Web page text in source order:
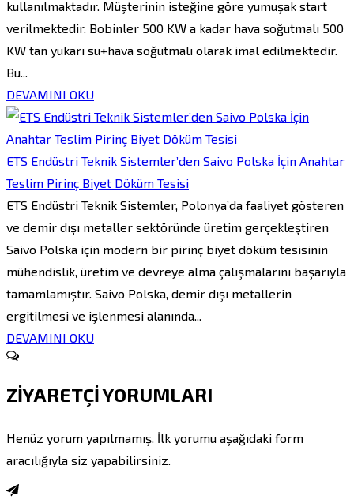
kullanılmaktadır. Müşterinin isteğine göre yumuşak start
verilmektedir. Bobinler 500 KW a kadar hava soğutmalı 500
KW tan yukarı su+hava soğutmalı olarak imal edilmektedir.
Bu...
DEVAMINI OKU
ETS Endüstri Teknik Sistemler’den Saivo Polska İçin Anahtar
Teslim Pirinç Biyet Döküm Tesisi
ETS Endüstri Teknik Sistemler, Polonya’da faaliyet gösteren
ve demir dışı metaller sektöründe üretim gerçekleştiren
Saivo Polska için modern bir pirinç biyet döküm tesisinin
mühendislik, üretim ve devreye alma çalışmalarını başarıyla
tamamlamıştır. Saivo Polska, demir dışı metallerin
ergitilmesi ve işlenmesi alanında...
DEVAMINI OKU
ZİYARETÇİ YORUMLARI
Henüz yorum yapılmamış. İlk yorumu aşağıdaki form
aracılığıyla siz yapabilirsiniz.